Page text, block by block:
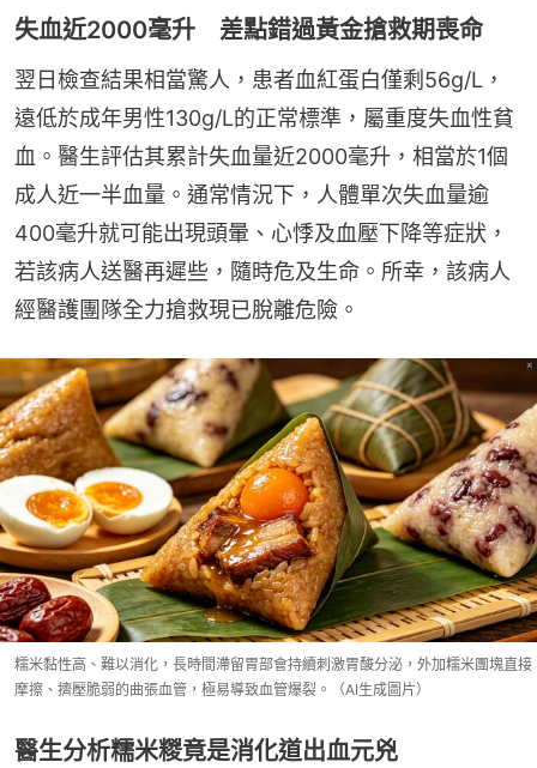
失血近2000毫升 差點錯過黃金搶救期喪命
翌日檢查結果相當驚人，患者血紅蛋白僅剩56g/L，
遠低於成年男性130g/L的正常標準，屬重度失血性貧
血。醫生評估其累計失血量近2000毫升，相當於1個
成人近一半血量。通常情況下，人體單次失血量逾
400毫升就可能出現頭暈、心悸及血壓下降等症狀，
若該病人送醫再遲些，隨時危及生命。所幸，該病人
經醫護團隊全力搶救現已脫離危險。
糯米黏性高、難以消化，長時間滯留胃部會持續刺激胃酸分泌，外加糯米團塊直接
摩擦、擠壓脆弱的曲張血管，極易導致血管爆裂。（AI生成圖片）
醫生分析糯米糉竟是消化道出血元兇